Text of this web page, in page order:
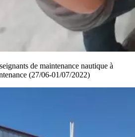
de maintenance nautique à
(27/06-01/07/2022)